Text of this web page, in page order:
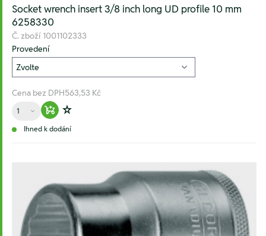
Socket wrench insert 3/8 inch long UD profile 10 mm
6258330
Č. zboží 1001102333
Provedení
Cena bez DPH563,53 Kč
Množství
Warenkorb hinzufügen
Zur Wunschliste hinzufügen
Ihned k dodání